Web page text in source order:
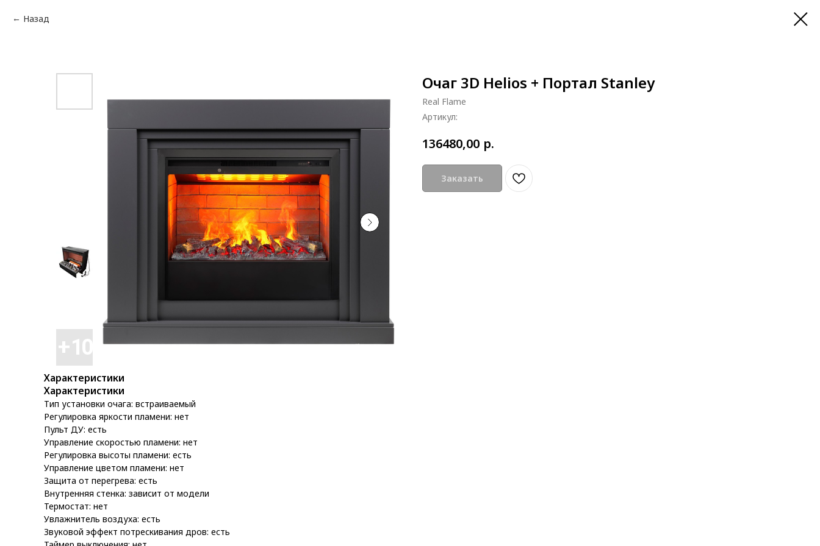
Назад
Очаг 3D Helios + Портал Stanley
Real Flame
Артикул:
136480,00 р.
Заказать
Характеристики
Характеристики
Тип установки очага: встраиваемый
Регулировка яркости пламени: нет
Пульт ДУ: есть
Управление скоростью пламени: нет
Регулировка высоты пламени: есть
Управление цветом пламени: нет
Защита от перегрева: есть
Внутренняя стенка: зависит от модели
Термостат: нет
Увлажнитель воздуха: есть
Звуковой эффект потрескивания дров: есть